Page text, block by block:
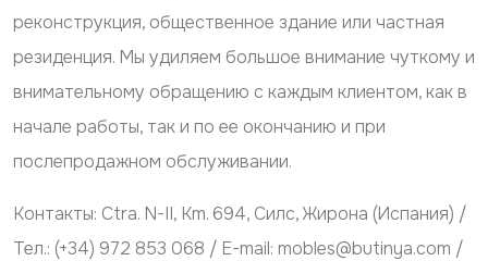
реконструкция, общественное здание или частная
резиденция. Мы удиляем большое внимание чуткому и
внимательному обращению с каждым клиентом, как в
начале работы, так и по ее окончанию и при
послепродажном обслуживании.
Контакты: Ctra. N-II, Km. 694, Силс, Жирона (Испания) /
Тел.: (+34) 972 853 068 / E-mail: mobles@butinya.com /